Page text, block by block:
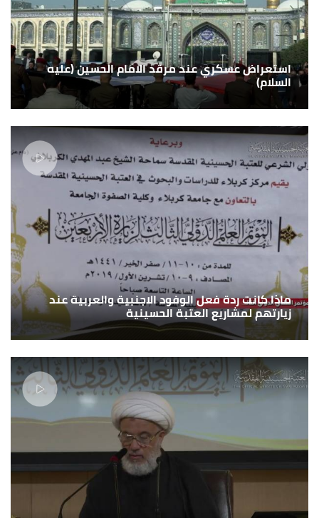
استعراض عسكري عند مرقد الامام الحسين (عليه
السلام)
ماذا كانت ردة فعل الوفود الاجنبية والعربية عند
زيارتهم لمشاريع العتبة الحسينية